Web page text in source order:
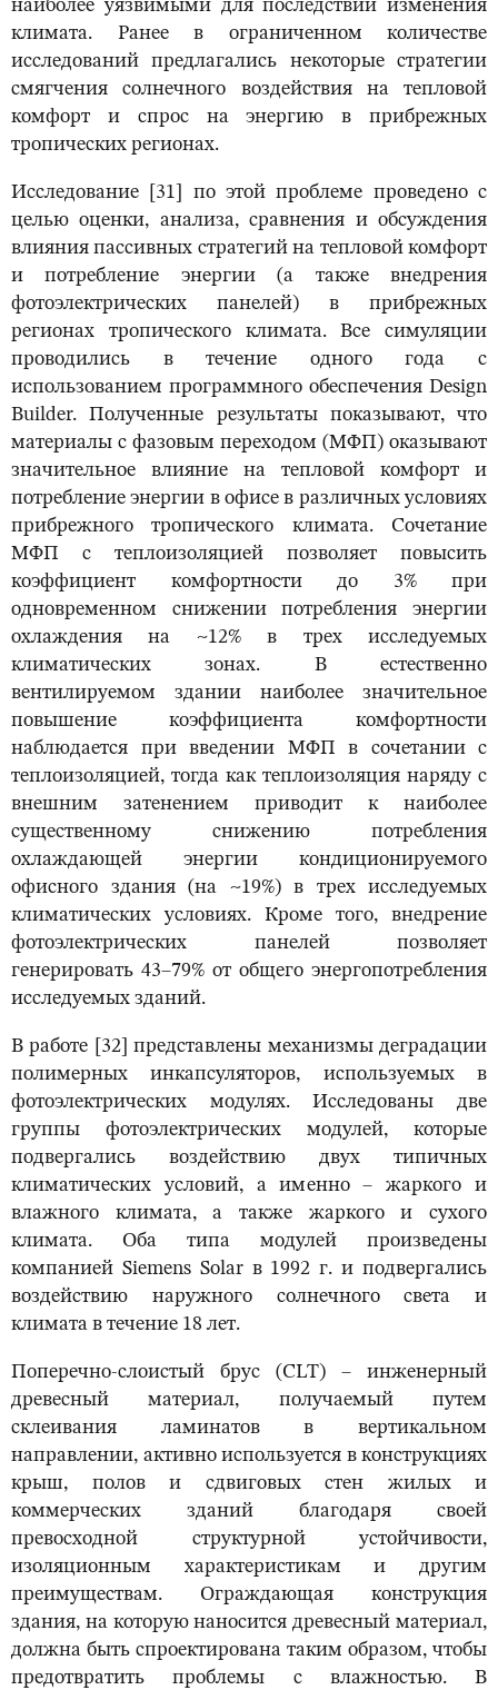
наиболее уязвимыми для последствий изменения
климата. Ранее в ограниченном количестве
исследований предлагались некоторые стратегии
смягчения солнечного воздействия на тепловой
комфорт и спрос на энергию в прибрежных
тропических регионах.
Исследование [31] по этой проблеме проведено с
целью оценки, анализа, сравнения и обсуждения
влияния пассивных стратегий на тепловой комфорт
и потребление энергии (а также внедрения
фотоэлектрических панелей) в прибрежных
регионах тропического климата. Все симуляции
проводились в течение одного года с
использованием программного обеспечения Design
Builder. Полученные результаты показывают, что
материалы с фазовым переходом (МФП) оказывают
значительное влияние на тепловой комфорт и
потребление энергии в офисе в различных условиях
прибрежного тропического климата. Сочетание
МФП с теплоизоляцией позволяет повысить
коэффициент комфортности до 3% при
одновременном снижении потребления энергии
охлаждения на ~12% в трех исследуемых
климатических зонах. В естественно
вентилируемом здании наиболее значительное
повышение коэффициента комфортности
наблюдается при введении МФП в сочетании с
теплоизоляцией, тогда как теплоизоляция наряду с
внешним затенением приводит к наиболее
существенному снижению потребления
охлаждающей энергии кондиционируемого
офисного здания (на ~19%) в трех исследуемых
климатических условиях. Кроме того, внедрение
фотоэлектрических панелей позволяет
генерировать 43–79% от общего энергопотребления
исследуемых зданий.
В работе [32] представлены механизмы деградации
полимерных инкапсуляторов, используемых в
фотоэлектрических модулях. Исследованы две
группы фотоэлектрических модулей, которые
подвергались воздействию двух типичных
климатических условий, а именно – жаркого и
влажного климата, а также жаркого и сухого
климата. Оба типа модулей произведены
компанией Siemens Solar в 1992 г. и подвергались
воздействию наружного солнечного света и
климата в течение 18 лет.
Поперечно-слоистый брус (CLT) – инженерный
древесный материал, получаемый путем
склеивания ламинатов в вертикальном
направлении, активно используется в конструкциях
крыш, полов и сдвиговых стен жилых и
коммерческих зданий благодаря своей
превосходной структурной устойчивости,
изоляционным характеристикам и другим
преимуществам. Ограждающая конструкция
здания, на которую наносится древесный материал,
должна быть спроектирована таким образом, чтобы
предотвратить проблемы с влажностью. В